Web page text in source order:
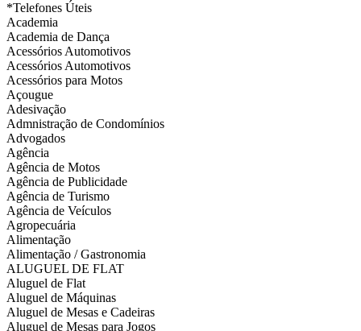
*Telefones Úteis
Academia
Academia de Dança
Acessórios Automotivos
Acessórios Automotivos
Acessórios para Motos
Açougue
Adesivação
Admnistração de Condomínios
Advogados
Agência
Agência de Motos
Agência de Publicidade
Agência de Turismo
Agência de Veículos
Agropecuária
Alimentação
Alimentação / Gastronomia
ALUGUEL DE FLAT
Aluguel de Flat
Aluguel de Máquinas
Aluguel de Mesas e Cadeiras
Aluguel de Mesas para Jogos